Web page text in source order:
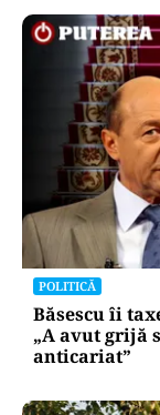
POLITICĂ
Băsescu îi
„A avut grijă
anticariat”